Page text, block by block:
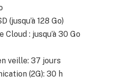
(jusqu’à 128 Go)
: jusqu’à 30 Go
veille: 37 jours
(2G): 30 h